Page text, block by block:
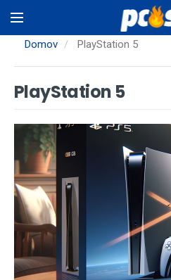
na
hlavnýDomov PlayStation 5
PlayStation 5